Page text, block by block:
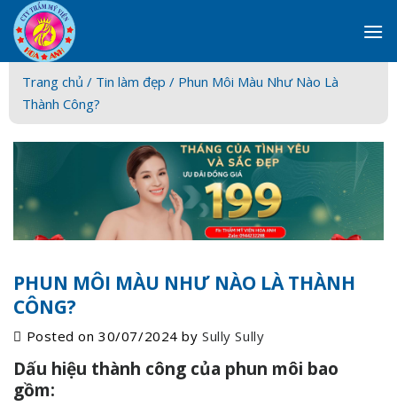
Skip
to
content
Trang chủ / Tin làm đẹp / Phun Môi Màu Như Nào Là
Thành Công?
PHUN MÔI MÀU NHƯ NÀO LÀ THÀNH
CÔNG?
Posted on30/07/2024 bySully Sully
Dấu hiệu thành công của phun môi bao
gồm: